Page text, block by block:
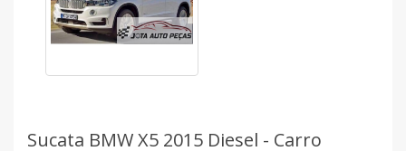
Sucata BMW X5 2015 Diesel - Carro